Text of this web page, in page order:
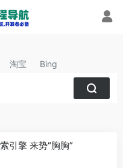
淘宝 Bing
奇虎360搜索引擎 来势“胸胸”